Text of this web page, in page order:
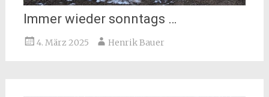
Immer wieder sonntags …
4. März 2025 Henrik Bauer